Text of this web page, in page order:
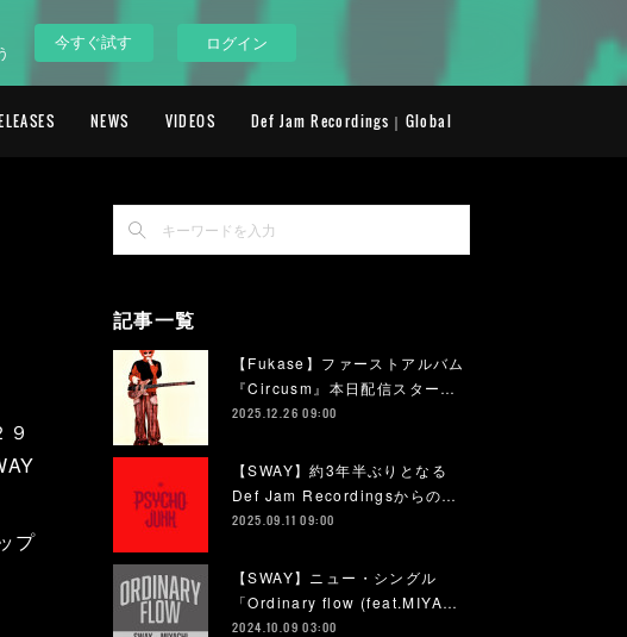
今すぐ試す ログイン
NEWS VIDEOS Def Jam Recordings｜Global
プ
記事一覧
【Fukase】ファーストアルバム
『Circusm』本日配信スター…
2025.12.26 09:00
【SWAY】約3年半ぶりとなる
Def Jam Recordingsからの…
2025.09.11 09:00
【SWAY】ニュー・シングル
「Ordinary flow (feat.MIYA…
2024.10.09 03:00